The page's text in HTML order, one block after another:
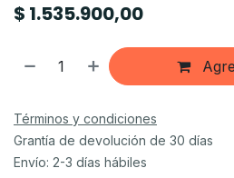
$ 1.535.900,00
Términos y condiciones
Grantía de devolución de 30 días
Envío: 2-3 días hábiles